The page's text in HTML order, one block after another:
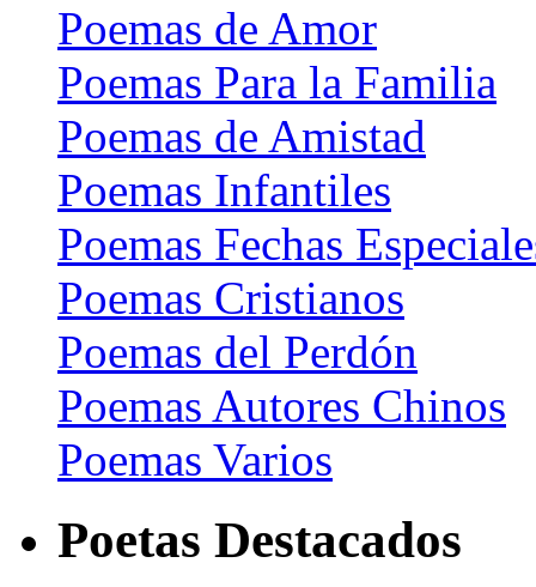
Poemas de Amor
Poemas Para la Familia
Poemas de Amistad
Poemas Infantiles
Poemas Fechas
Poemas Cristianos
Poemas del Perdón
Poemas Autores Chinos
Poemas Varios
Poetas Destacados